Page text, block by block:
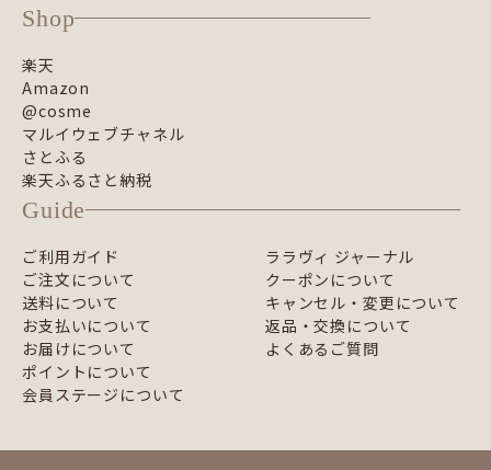
Shop
楽天
Amazon
@cosme
マルイウェブチャネル
さとふる
楽天ふるさと納税
Guide
ご利用ガイド
ご注文について
送料について
お支払いについて
お届けについて
ポイントについて
会員ステージについて
ララヴィ ジャーナル
クーポンについて
キャンセル・変更について
返品・交換について
よくあるご質問